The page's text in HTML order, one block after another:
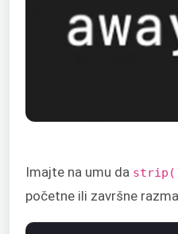
Imajte na umu da
početne ili završne